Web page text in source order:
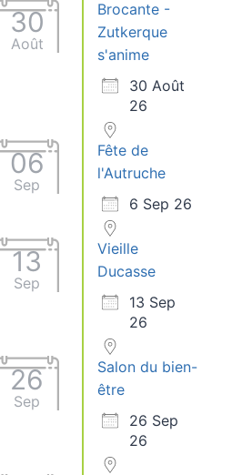
30
Août
Brocante -
Zutkerque
s'anime
30 Août
26
06
Sep
Fête de
l'Autruche
6 Sep 26
13
Sep
Vieille
Ducasse
13 Sep
26
26
Sep
Salon du bien-
être
26 Sep
26